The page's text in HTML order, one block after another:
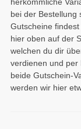
bei der Bestellung
Gutscheine
hier oben auf der
welchen du dir
verdienen und per
beide Gutschein-
werden wir hier